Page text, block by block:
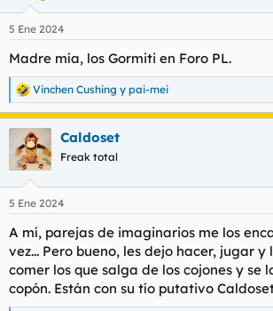
e
:
5 Ene 2024
Madre mía, los Gormiti en Foro PL.
R
e
a
c
i
e
:
Vinchen Cushing y pai-mei
Caldoset
Freak total
5 Ene 2024
A mí, parejas de imaginarios me los
vez... Pero bueno, les dejo hacer, jugar y
comer los que salga de los cojones y se
copón. Están con su tío putativo